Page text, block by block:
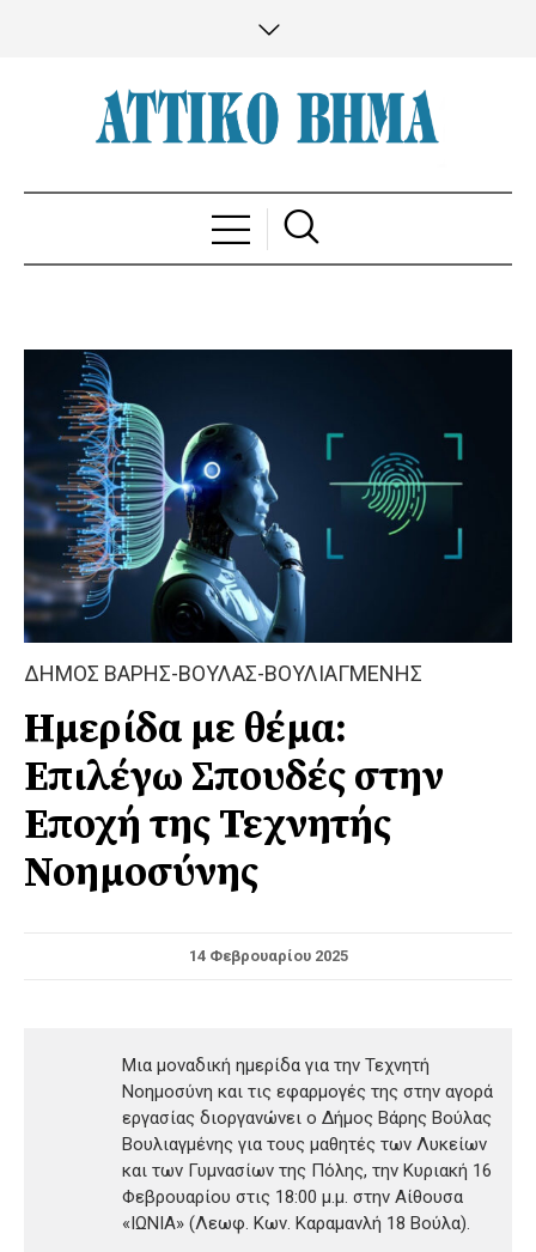
ΔΗΜΟΣ ΒΑΡΗΣ-ΒΟΥΛΑΣ-ΒΟΥΛΙΑΓΜΕΝΗΣ
Ημερίδα με θέμα:
Επιλέγω Σπουδές στην
Εποχή της Τεχνητής
Νοημοσύνης
14 Φεβρουαρίου 2025
Μια μοναδική ημερίδα για την Τεχνητή
Νοημοσύνη και τις εφαρμογές της στην αγορά
εργασίας διοργανώνει ο Δήμος Βάρης Βούλας
Βουλιαγμένης για τους μαθητές των Λυκείων
και των Γυμνασίων της Πόλης, την Κυριακή 16
Φεβρουαρίου στις 18:00 μ.μ. στην Αίθουσα
«ΙΩΝΙΑ» (Λεωφ. Κων. Καραμανλή 18 Βούλα).